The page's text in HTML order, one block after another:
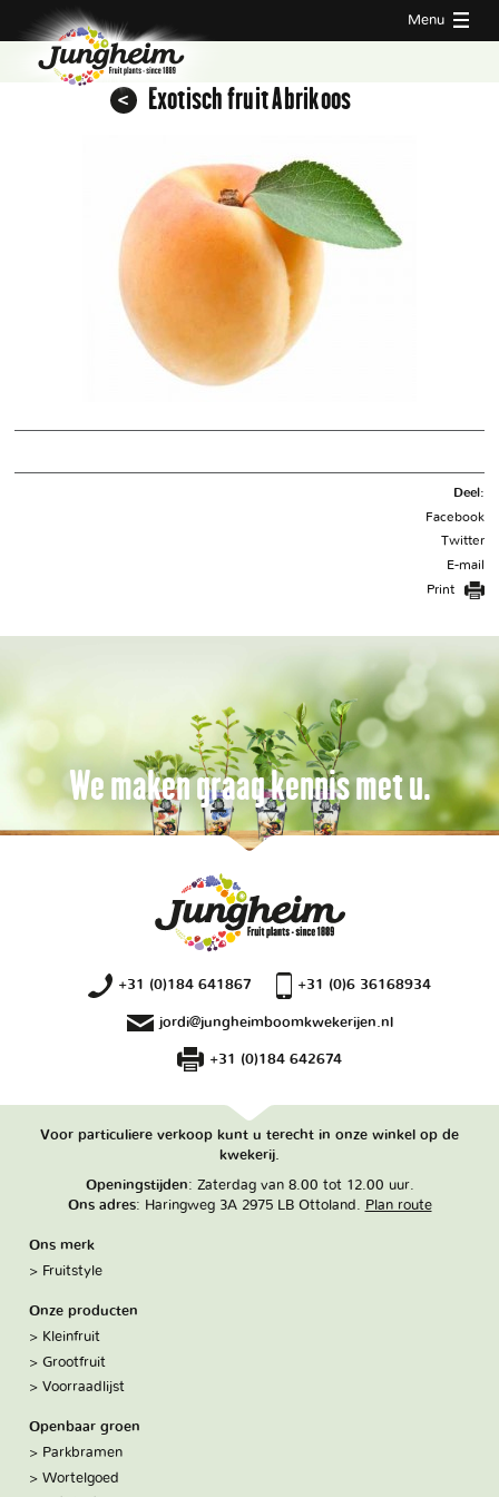
Menu
Exotisch fruit Abrikoos
Deel:
Facebook
Twitter
E-mail
Print
We maken graag kennis met u.
+31 (0)184 641867 +31 (0)6 36168934
jordi@jungheimboomkwekerijen.nl
+31 (0)184 642674
Voor particuliere verkoop kunt u terecht in onze winkel op de
kwekerij.
Openingstijden: Zaterdag van 8.00 tot 12.00 uur.
Ons adres: Haringweg 3A 2975 LB Ottoland. Plan route
Ons merk
Fruitstyle
Onze producten
Kleinfruit
Grootfruit
Voorraadlijst
Openbaar groen
Parkbramen
Wortelgoed